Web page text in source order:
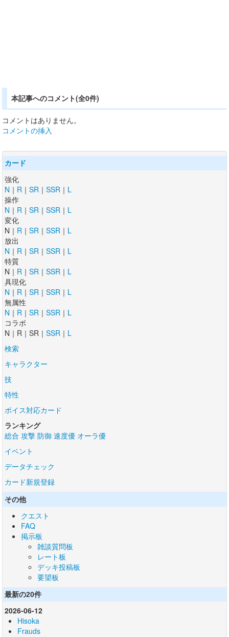
本記事へのコメント(全0件)
コメントはありません。
コメントの挿入
カード
強化
N ｜ R ｜ SR ｜ SSR ｜ L
操作
N ｜ R ｜ SR ｜ SSR ｜ L
変化
N｜ R ｜ SR ｜ SSR ｜ L
放出
N ｜ R ｜ SR ｜ SSR ｜ L
特質
N｜ R ｜ SR ｜ SSR ｜ L
具現化
N ｜ R ｜ SR ｜ SSR ｜ L
無属性
N ｜ R ｜ SR ｜ SSR ｜ L
コラボ
N｜R｜SR｜ SSR ｜ L
検索
キャラクター
技
特性
ボイス対応カード
ランキング
総合 攻撃 防御 速度優 オーラ優
イベント
データチェック
カード新規登録
その他
クエスト
FAQ
掲示板
雑談質問板
レート板
デッキ投稿板
要望板
最新の20件
2026-06-12
Hisoka
Frauds